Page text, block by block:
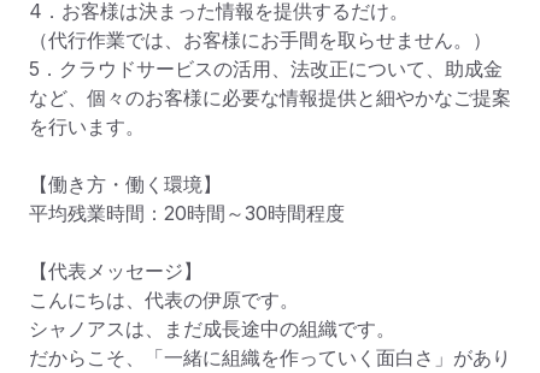
4．お客様は決まった情報を提供するだけ。
（代行作業では、お客様にお手間を取らせません。）
5．クラウドサービスの活用、法改正について、助成金
など、個々のお客様に必要な情報提供と細やかなご提案
を行います。
【働き方・働く環境】
平均残業時間：20時間～30時間程度
【代表メッセージ】
こんにちは、代表の伊原です。
シャノアスは、まだ成長途中の組織です。
だからこそ、「一緒に組織を作っていく面白さ」があり